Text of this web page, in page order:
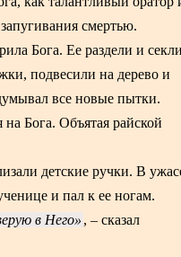
смертью.
Бога. Ее раздели и
подвесили на дерево и
все новые пытки.
Бога. Объятая райской
детские ручки. В
и пал к ее ногам.
в Него
, – сказал